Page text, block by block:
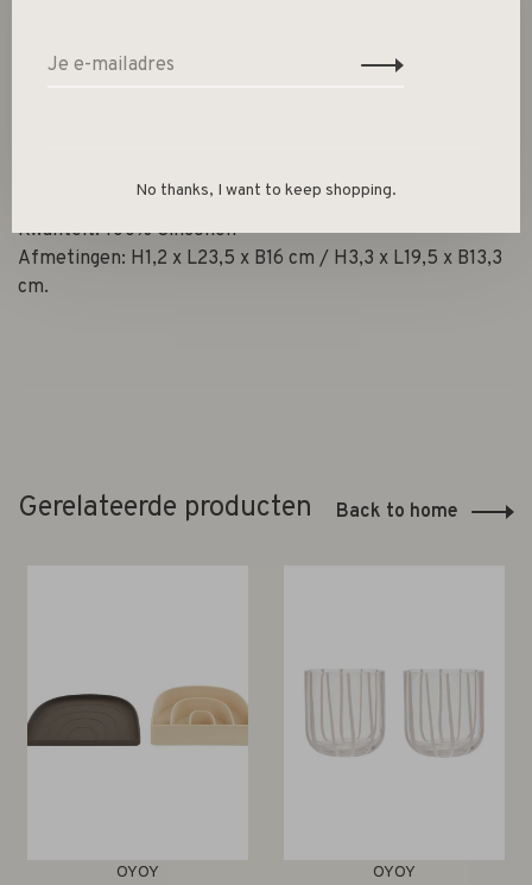
Kleur: Licht Rubber / Koraal
Kwaliteit: 100% Siliconen
Afmetingen: H1,2 x L23,5 x B16 cm / H3,3 x L19,5 x B13,3
cm.
Gerelateerde producten Back to home
OYOY OYOY
No thanks, I want to keep shopping.